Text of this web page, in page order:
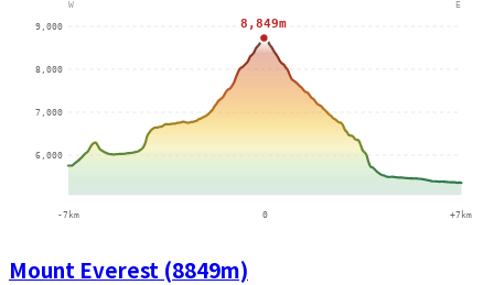
Mount Everest (8849m)